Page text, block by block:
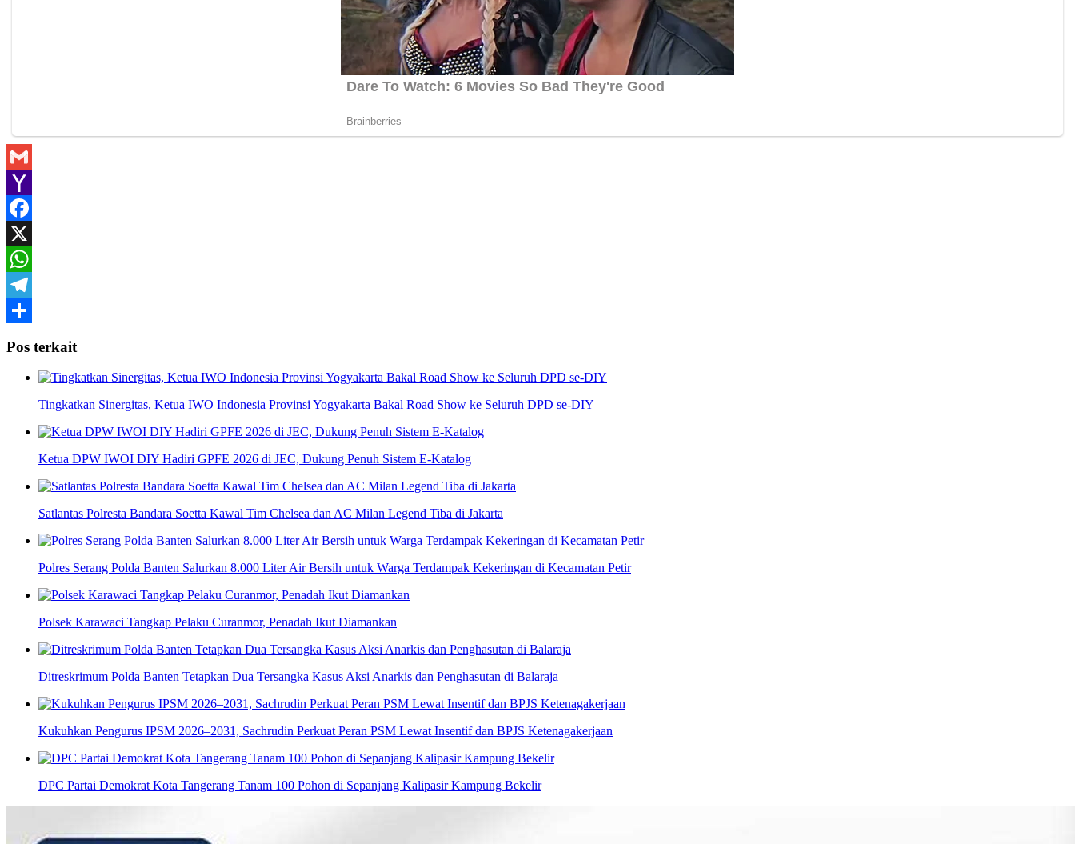
Gmail
Yahoo
Mail
Facebook
X
WhatsApp
Telegram
Pos terkait
Tingkatkan Sinergitas, Ketua IWO Indonesia Provinsi Yogyakarta Bakal Road Show ke Seluruh DPD se-DIY
Ketua DPW IWOI DIY Hadiri GPFE 2026 di JEC, Dukung Penuh Sistem E-Katalog
Satlantas Polresta Bandara Soetta Kawal Tim Chelsea dan AC Milan Legend Tiba di Jakarta
Polres Serang Polda Banten Salurkan 8.000 Liter Air Bersih untuk Warga Terdampak Kekeringan di Kecamatan Petir
Polsek Karawaci Tangkap Pelaku Curanmor, Penadah Ikut Diamankan
Ditreskrimum Polda Banten Tetapkan Dua Tersangka Kasus Aksi Anarkis dan Penghasutan di Balaraja
Kukuhkan Pengurus IPSM 2026–2031, Sachrudin Perkuat Peran PSM Lewat Insentif dan BPJS Ketenagakerjaan
DPC Partai Demokrat Kota Tangerang Tanam 100 Pohon di Sepanjang Kalipasir Kampung Bekelir